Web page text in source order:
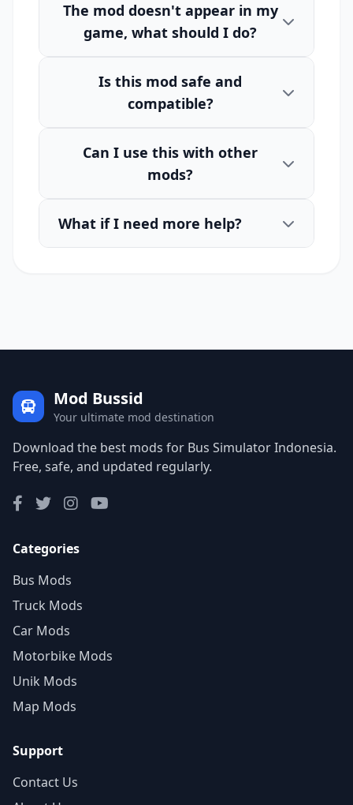
The mod doesn't appear in my
game, what should I do?
Is this mod safe and
compatible?
Can I use this with other
mods?
What if I need more help?
Mod Bussid
Your ultimate mod destination
Download the best mods for Bus Simulator Indonesia.
Free, safe, and updated regularly.
Categories
Bus Mods
Truck Mods
Car Mods
Motorbike Mods
Unik Mods
Map Mods
Support
Contact Us